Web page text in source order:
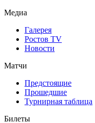
Медиа
Галерея
Ростов TV
Новости
Матчи
Предстоящие
Прошедшие
Турнирная таблица
Билеты